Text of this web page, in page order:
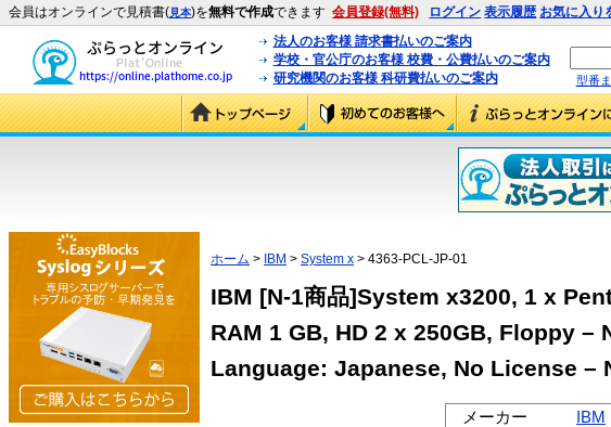
会員はオンラインで見積書(見本)を無料で作成できます 会員登録(無料) ログイン 表示履歴 お気に入り
法人のお客様 請求書払いのご案内
学校・官公庁のお客様 校費・公費払いのご案内
研究機関のお客様 科研費払いのご案内
型番
ホーム > IBM > System x > 4363-PCL-JP-01
IBM [N-1商品]System x3200, 1 x
RAM 1 GB, HD 2 x 250GB, Floppy –
Language: Japanese, No License –
メーカー
IBM